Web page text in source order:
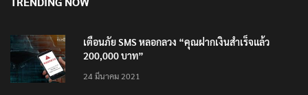
200,000 บาท”
24 มีนาคม 2021